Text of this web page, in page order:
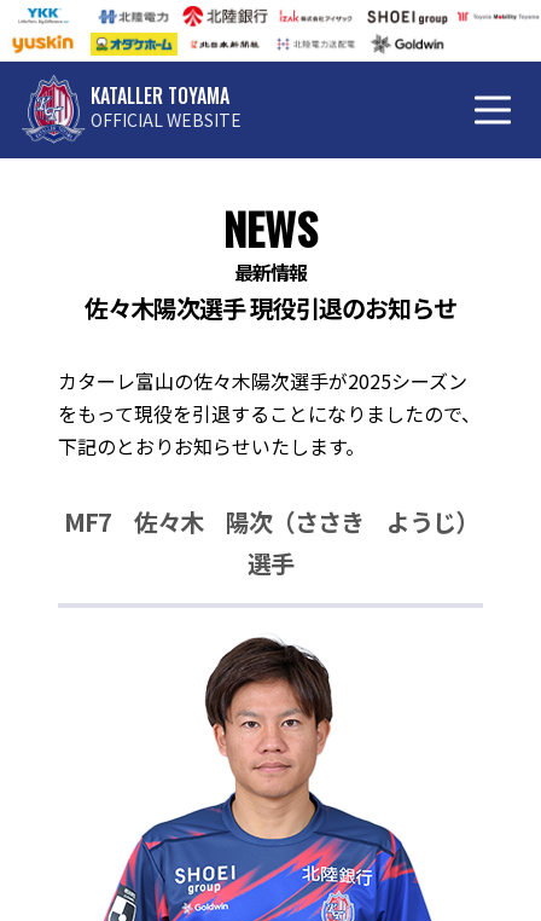
KATALLER TOYAMA
OFFICIAL WEBSITE
NEWS
最新情報
佐々木陽次選手 現役引退のお知らせ
カターレ富山の佐々木陽次選手が2025シーズン
をもって現役を引退することになりましたので、
下記のとおりお知らせいたします。
MF7 佐々木 陽次（ささき ようじ）
選手